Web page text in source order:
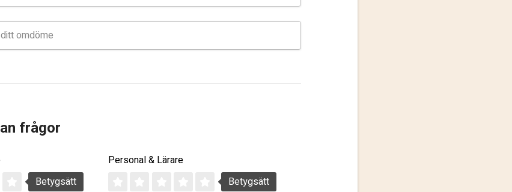
frågor
Betygsätt
Personal & Lärare
Betygsätt